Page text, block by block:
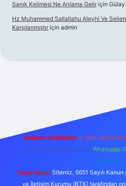
Sanık Kelimesi Ne Anlama Gelir için Gülay
Hz Muhammed Sallallahu Aleyhi Ve
Karşılanmıştır için admin
Reklam ve İletişim: E-mail:
forumhizmeti@gmail.com Whatsapp:
@karabul
Yasal Uyarı: Sitemiz, 5651 Sayılı
ve İletişim Kurumu (BTK) tarafından